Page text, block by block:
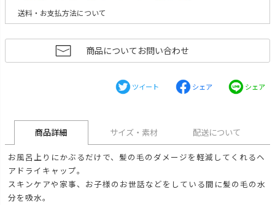
送料・お支払方法について
商品についてお問い合わせ
ツイート シェア シェア
商品詳細 サイズ・素材 配送について
お風呂上りにかぶるだけで、髪の毛のダメージを軽減してくれるヘ
アドライキャップ。
スキンケアや家事、お子様のお世話などをしている間に髪の毛の水
分を吸水。